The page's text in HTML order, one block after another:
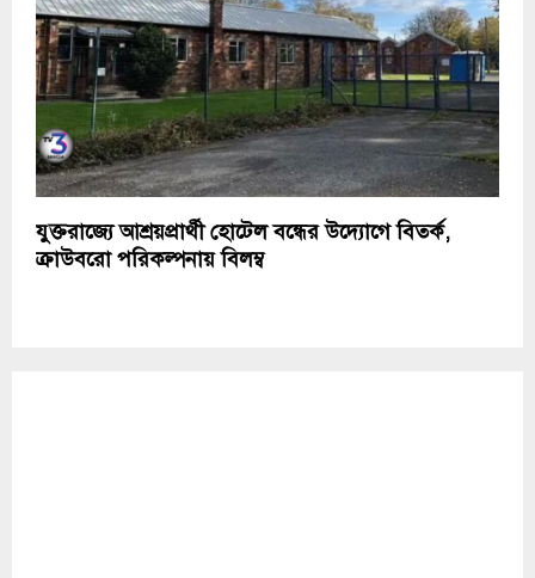
যুক্তরাজ্যে আশ্রয়প্রার্থী হোটেল বন্ধের উদ্যোগে বিতর্ক,
ক্রাউবরো পরিকল্পনায় বিলম্ব